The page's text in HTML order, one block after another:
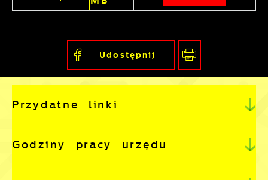
Udostępnij
Przydatne linki
Godziny pracy urzędu